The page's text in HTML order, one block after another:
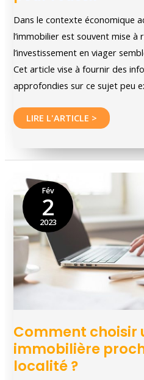
Dans le contexte économique
l’immobilier est souvent mise à
l’investissement en viager
Cet article vise à fournir des
approfondies sur ce sujet peu
Investir
:
clés
pour
réussir
LIRE L'ARTICLE >
Fév
2
2023
Comment choisir
immobilière
localité ?